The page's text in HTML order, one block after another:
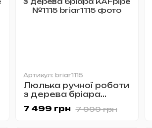
Артикул: briar1115
Люлька ручної роботи
з дерева бріара
7 999 грн
7 499 грн